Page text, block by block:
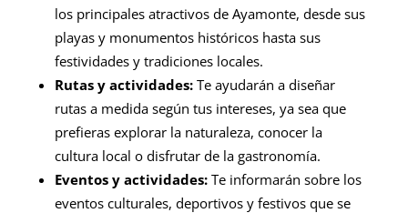
los principales atractivos de Ayamonte, desde sus
playas y monumentos históricos hasta sus
festividades y tradiciones locales.
Rutas y actividades:Te ayudarán a diseñar
rutas a medida según tus intereses, ya sea que
prefieras explorar la naturaleza, conocer la
cultura local o disfrutar de la gastronomía.
Eventos y actividades:Te informarán sobre los
eventos culturales, deportivos y festivos que se